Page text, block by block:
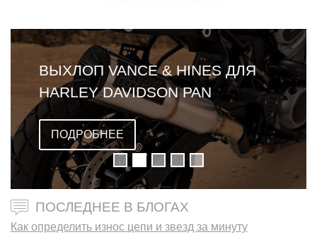
ВЫХЛОП VANCE & HINES ДЛЯ
HARLEY DAVIDSON PAN
AMERICA
ПОДРОБНЕЕ
ПОСЛЕДНЕЕ В БЛОГАХ
Как определить износ цепи и звезд за минуту